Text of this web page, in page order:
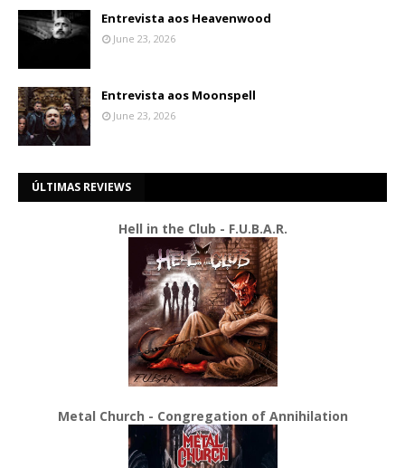
Entrevista aos Heavenwood
June 23, 2026
Entrevista aos Moonspell
June 23, 2026
ÚLTIMAS REVIEWS
Hell in the Club - F.U.B.A.R.
Metal Church - Congregation of Annihilation